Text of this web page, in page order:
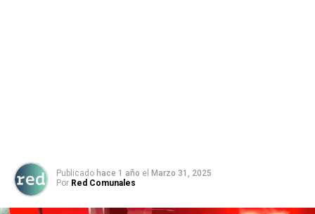
Publicado hace 1 año el Marzo 31, 2025
Por Red Comunales